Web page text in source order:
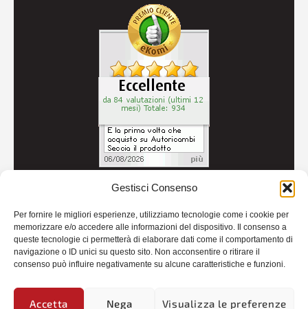
Gestisci Consenso
Per fornire le migliori esperienze, utilizziamo tecnologie come i cookie per
memorizzare e/o accedere alle informazioni del dispositivo. Il consenso a
queste tecnologie ci permetterà di elaborare dati come il comportamento di
navigazione o ID unici su questo sito. Non acconsentire o ritirare il
consenso può influire negativamente su alcune caratteristiche e funzioni.
Accetta Nega Visualizza le preferenze
Credits